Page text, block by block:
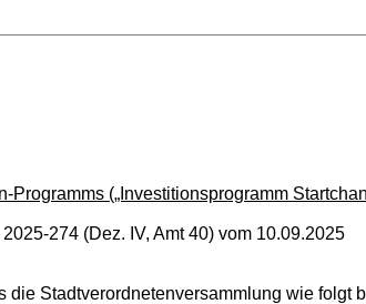
Programms („Investitionsprogramm
274 (Dez. IV, Amt 40) vom 10.09.2025
die Stadtverordnetenversammlung wie folgt